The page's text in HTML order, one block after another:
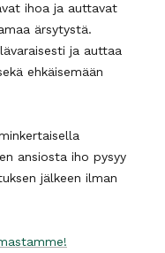
ihoa ja auttavat
ärsytystä.
ja auttaa
ehkäisemään
ansiosta iho pysyy
jälkeen ilman